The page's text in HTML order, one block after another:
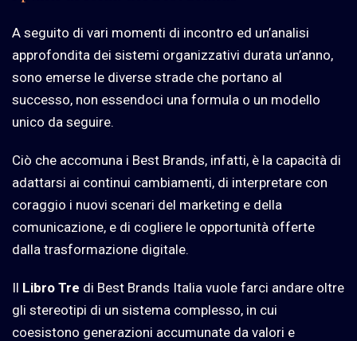
A seguito di vari momenti di incontro ed un’analisi
approfondita dei sistemi organizzativi durata un’anno,
sono emerse le diverse strade che portano al
successo, non essendoci una formula o un modello
unico da seguire.
Ciò che accomuna i Best Brands, infatti, è la capacità di
adattarsi ai continui cambiamenti, di interpretare con
coraggio i nuovi scenari del marketing e della
comunicazione, e di cogliere le opportunità offerte
dalla trasformazione digitale.
Il Libro Tre di Best Brands Italia vuole farci andare oltre
gli stereotipi di un sistema complesso, in cui
coesistono generazioni accumunate da valori e